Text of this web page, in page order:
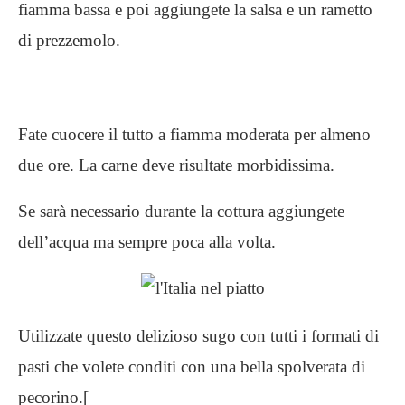
fiamma bassa e poi aggiungete la salsa e un rametto
di prezzemolo.
Fate cuocere il tutto a fiamma moderata per almeno
due ore. La carne deve risultate morbidissima.
Se sarà necessario durante la cottura aggiungete
dell’acqua ma sempre poca alla volta.
Utilizzate questo delizioso sugo con tutti i formati di
pasti che volete conditi con una bella spolverata di
pecorino.[